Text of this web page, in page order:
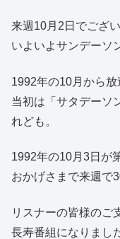
来週10月2日でござい
いよいよサンデーソ
1992年の10月から放
当初は「サタデーソ
れども。
1992年の10月3日が
おかげさまで来週で
リスナーの皆様のご
長寿番組になりまし